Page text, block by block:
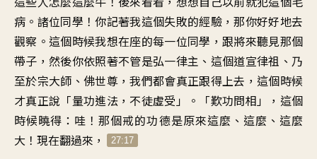
病。諸位同學！你記著我這個失敗的經驗，那你好好地去
觀察。這個時候我想在座的每一位同學，跟將來聽見那個
帶子，然後你依照著不管是弘一律主、這個道宣律祖、乃
至於宗大師、佛世尊，我們都會真正跟得上去，這個時候
才真正說「量功進法，不徒虛受」。「歎功問相」，這個
時候曉得：哇！那個戒的功德是原來這麼、這麼、這麼
大！現在翻過來，
27:17